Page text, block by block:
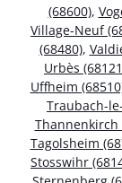
(68600),
Village-Neuf
(68480),
Urbès
Uffheim
Traubach-
Thannenkirch
Tagolsheim
Stosswihr